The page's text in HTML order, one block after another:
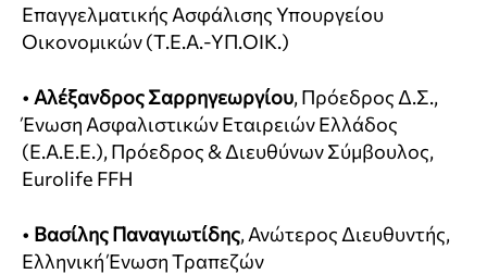
Επαγγελματικής Ασφάλισης Υπουργείου
Οικονομικών (Τ.Ε.Α.-ΥΠ.ΟΙΚ.)
• Αλέξανδρος Σαρρηγεωργίου, Πρόεδρος Δ.Σ.,
Ένωση Ασφαλιστικών Εταιρειών Ελλάδος
(Ε.Α.Ε.Ε.), Πρόεδρος & Διευθύνων Σύμβουλος,
Eurolife FFH
• Βασίλης Παναγιωτίδης, Ανώτερος Διευθυντής,
Ελληνική Ένωση Τραπεζών